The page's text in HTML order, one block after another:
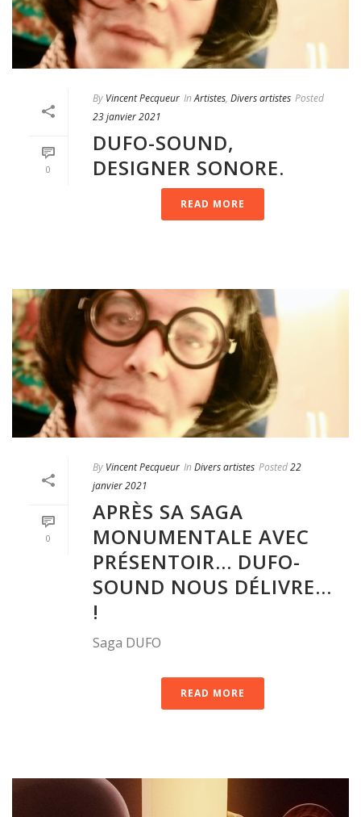
0
By Vincent Pecqueur In Artistes, Divers artistes Posted
23 janvier 2021
DUFO-SOUND,
DESIGNER SONORE.
READ MORE
0
By Vincent Pecqueur In Divers artistes Posted22
janvier 2021
APRÈS SA SAGA
MONUMENTALE AVEC
PRÉSENTOIR… DUFO-
SOUND NOUS DÉLIVRE…
!
Saga DUFO
READ MORE